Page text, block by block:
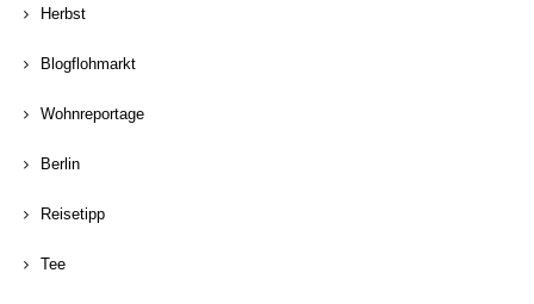
Herbst
Blogflohmarkt
Wohnreportage
Berlin
Reisetipp
Tee